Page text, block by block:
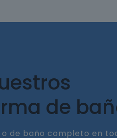
de
de baño completo en